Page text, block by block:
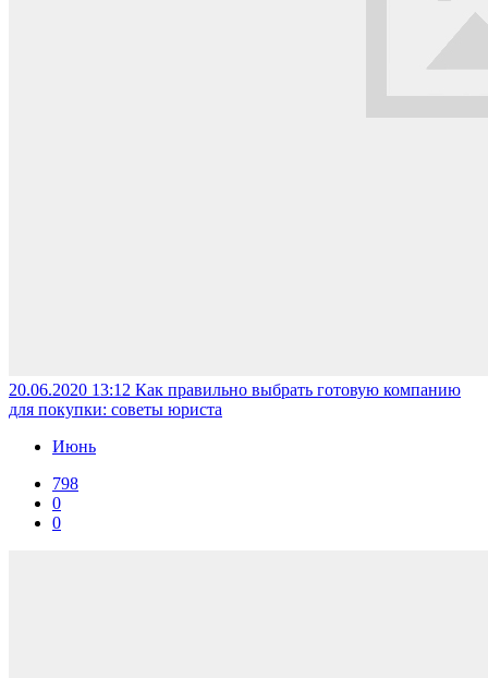
20.06.2020 13:12 Как правильно выбрать готовую компанию
для покупки: советы юриста
Июнь
798
0
0